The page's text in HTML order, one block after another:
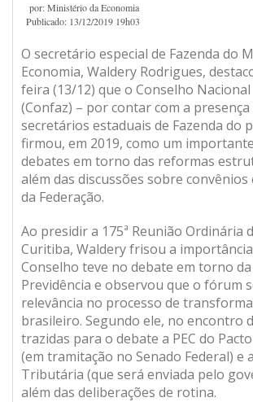
por: Ministério da Economia
Publicado: 13/12/2019 19h03
O secretário especial de Fazenda do
Economia, Waldery Rodrigues,
feira (13/12) que o Conselho Nacional
(Confaz) – por contar com a presença
secretários estaduais de Fazenda do
firmou, em 2019, como um
debates em torno das reformas
além das discussões sobre
da Federação.
Ao presidir a 175ª Reunião Ordinária
Curitiba, Waldery frisou a
Conselho teve no debate em torno
Previdência e observou que o fórum
relevância no processo de
brasileiro. Segundo ele, no encontro
trazidas para o debate a PEC do
(em tramitação no Senado Federal) e
Tributária (que será enviada pelo
além das deliberações de rotina.